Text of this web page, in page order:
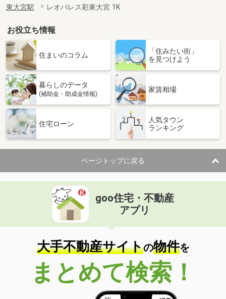
東大宮駅
レオパレス彩東大宮 1K
お役立ち情報
住まいのコラム
「住みたい街」
を見つけよう
暮らしのデータ
(補助金・助成金情報)
家賃相場
住宅ローン
人気タウン
ランキング
ページトップに戻る
goo住宅・不動産
アプリ
大手不動産サイトの物件を
まとめて検索！